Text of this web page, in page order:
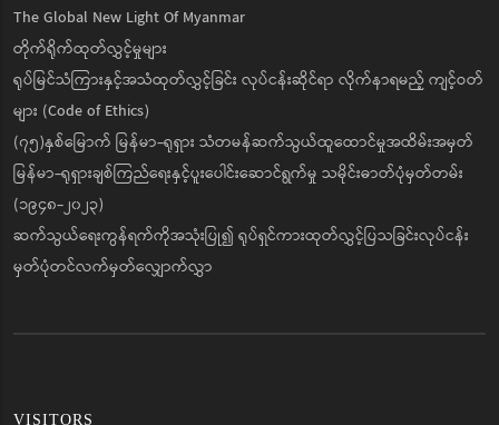
The Global New Light Of Myanmar
တိုက်ရိုက်ထုတ်လွှင့်မှုများ
ရုပ်မြင်သံကြားနှင့်အသံထုတ်လွှင့်ခြင်း လုပ်ငန်းဆိုင်ရာ လိုက်နာရမည့် ကျင့်ဝတ်
များ (Code of Ethics)
(၇၅)နှစ်မြောက် မြန်မာ-ရုရှား သံတမန်ဆက်သွယ်ထူထောင်မှုအထိမ်းအမှတ်
မြန်မာ-ရုရှားချစ်ကြည်ရေးနှင့်ပူးပေါင်းဆောင်ရွက်မှု သမိုင်းဓာတ်ပုံမှတ်တမ်း
(၁၉၄၈-၂၀၂၃)
ဆက်သွယ်ရေးကွန်ရက်ကိုအသုံးပြု၍ ရုပ်ရှင်ကားထုတ်လွှင့်ပြသခြင်းလုပ်ငန်း
မှတ်ပုံတင်လက်မှတ်လျှောက်လွှာ
VISITORS